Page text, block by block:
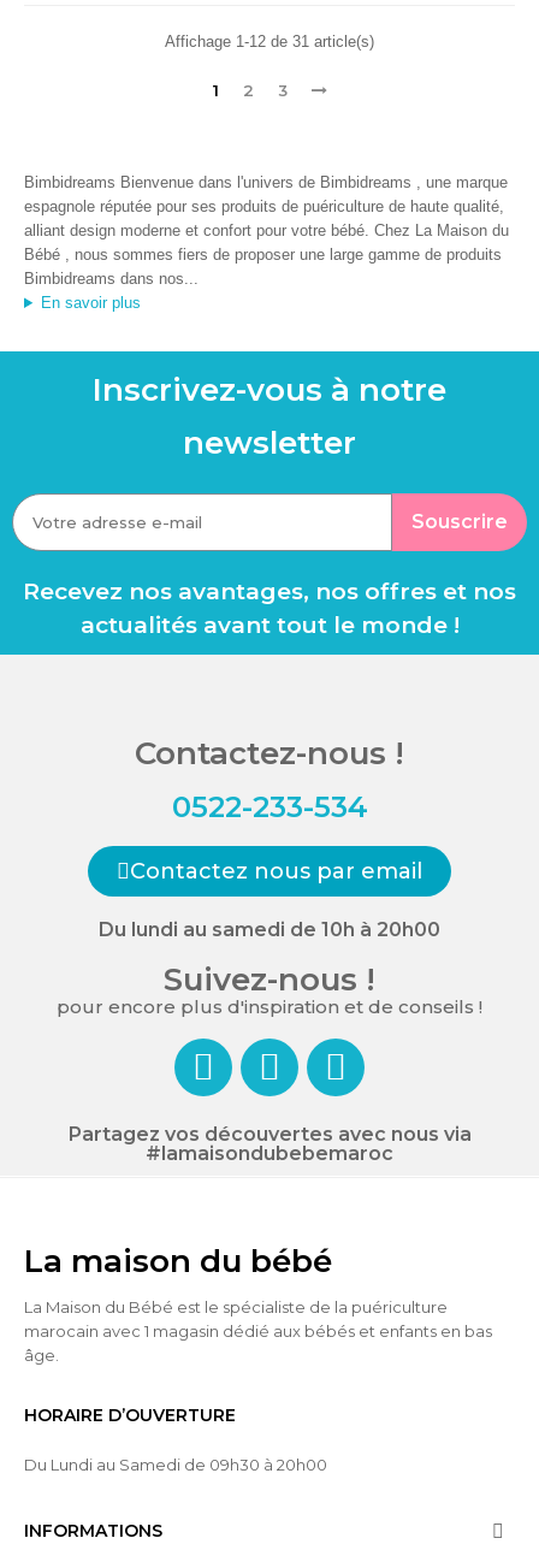
Affichage 1-12 de 31 article(s)
1 2 3
Bimbidreams Bienvenue dans l'univers de Bimbidreams , une marque
espagnole réputée pour ses produits de puériculture de haute qualité,
alliant design moderne et confort pour votre bébé. Chez La Maison du
Bébé , nous sommes fiers de proposer une large gamme de produits
Bimbidreams dans nos...
En savoir plus
Inscrivez-vous à notre
newsletter
Souscrire
Recevez nos avantages, nos offres et nos
actualités avant tout le monde !
Contactez-nous !
0522-233-534
Contactez nous par email
Du lundi au samedi de 10h à 20h00
Suivez-nous !
pour encore plus d'inspiration et de conseils !
Partagez vos découvertes avec nous via
#lamaisondubebemaroc
La maison du bébé
La Maison du Bébé est le spécialiste de la puériculture
marocain avec 1 magasin dédié aux bébés et enfants en bas
âge.
HORAIRE D’OUVERTURE
Du Lundi au Samedi de 09h30 à 20h00
INFORMATIONS 